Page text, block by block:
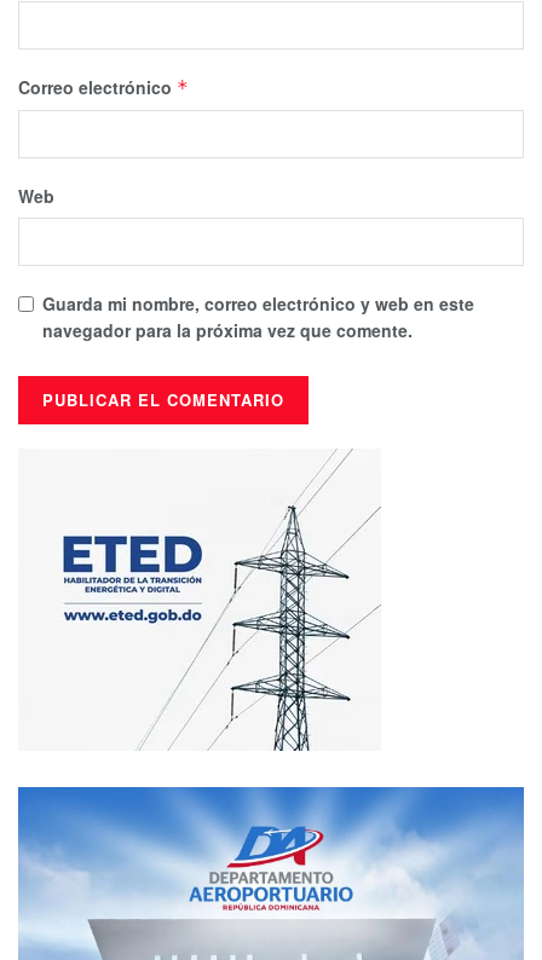
Correo electrónico *
Web
Guarda mi nombre, correo electrónico y web en este
navegador para la próxima vez que comente.